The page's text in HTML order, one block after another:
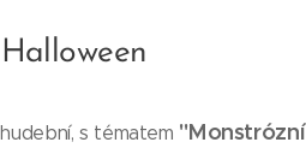
s tématem "Monstrózní